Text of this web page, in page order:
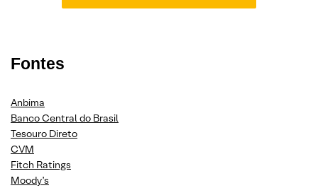
Fontes
Anbima
Banco Central do Brasil
Tesouro Direto
CVM
Fitch Ratings
Moody’s